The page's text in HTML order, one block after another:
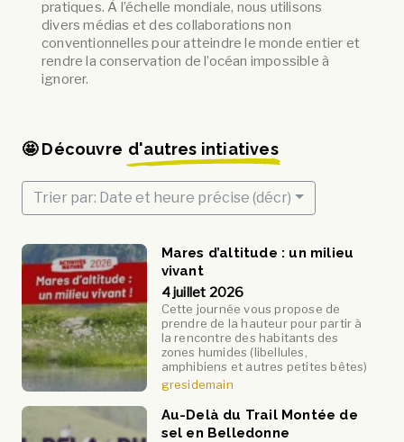
pratiques. À l’échelle mondiale, nous utilisons
divers médias et des collaborations non
conventionnelles pour atteindre le monde entier et
rendre la conservation de l’océan impossible à
ignorer.
🤩 Découvre d'autres intiatives
Trier par: Date et heure précise (décr)
Mares d’altitude : un milieu
vivant
4 juillet 2026
Cette journée vous propose de
prendre de la hauteur pour partir à
la rencontre des habitants des
zones humides (libellules,
amphibiens et autres petites bêtes)
gresidemain
Au-Delà du Trail Montée de
sel en Belledonne